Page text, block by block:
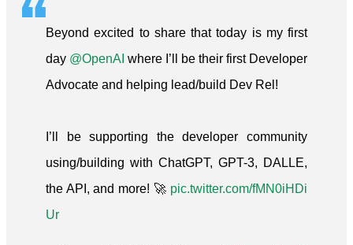
Beyond excited to share that today is my first
day @OpenAI where I’ll be their first Developer
Advocate and helping lead/build Dev Rel!
I’ll be supporting the developer community
using/building with ChatGPT, GPT-3, DALLE,
the API, and more! 🚀 pic.twitter.com/fMN0iHDi
Ur